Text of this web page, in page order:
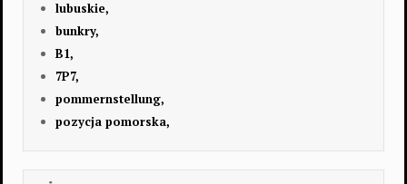
lubuskie,
bunkry,
B1,
7P7,
pommernstellung,
pozycja pomorska,